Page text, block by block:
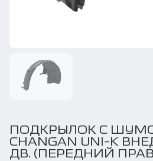
ПОДКРЫЛОК С
CHANGAN UNI-K
ДВ. (ПЕРЕДНИЙ